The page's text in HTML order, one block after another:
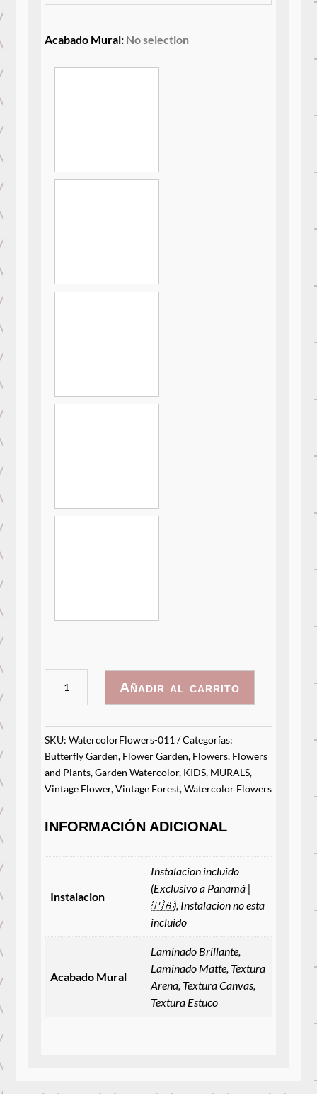
Acabado Mural: No selection
Añadir al carrito
SKU:WatercolorFlowers-011
Categorías:
Butterfly Garden, Flower Garden, Flowers, Flowers
and Plants,Garden Watercolor, KIDS, MURALS,
Vintage Flower,Vintage Forest,Watercolor Flowers
INFORMACIÓN ADICIONAL
Instalacion
Instalacion incluido
(Exclusivo a Panamá |
🇵🇦), Instalacion no esta
incluido
Acabado Mural
Laminado Brillante,
Laminado Matte, Textura
Arena, Textura Canvas,
Textura Estuco